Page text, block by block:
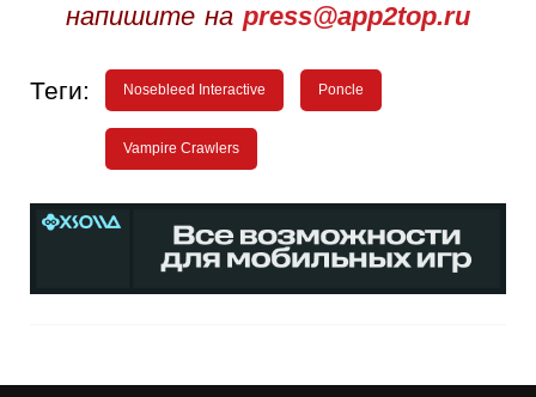
напишите на press@app2top.ru
Теги: Nosebleed Interactive Poncle
Vampire Crawlers